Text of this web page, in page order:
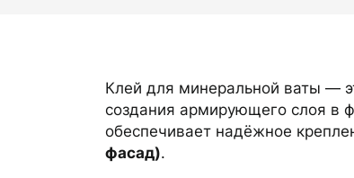
Клей для минеральной ваты —
создания армирующего слоя в
обеспечивает надёжное
фасад).